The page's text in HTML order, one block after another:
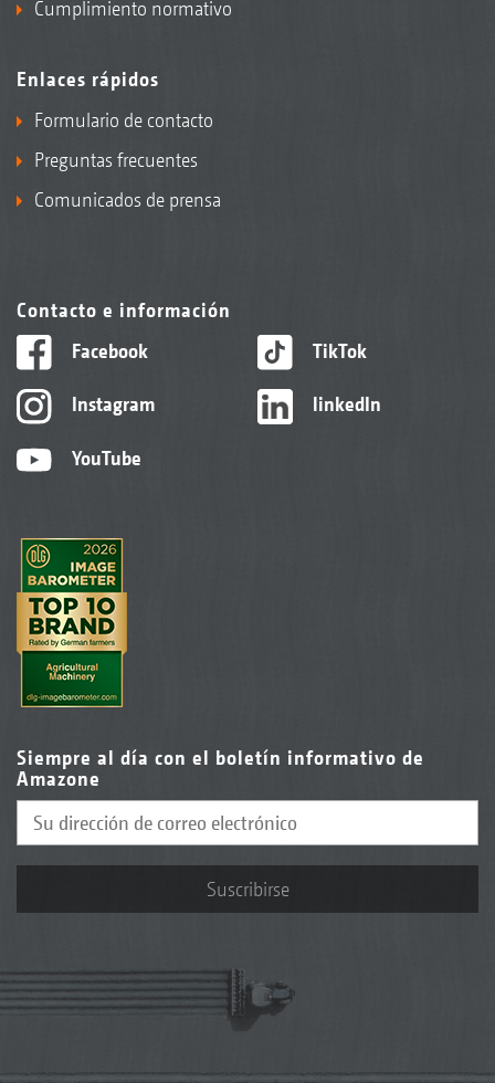
Cumplimiento normativo
Enlaces rápidos
Formulario de contacto
Preguntas frecuentes
Comunicados de prensa
Contacto e información
Facebook
Instagram
YouTube
TikTok
linkedIn
Siempre al día con el boletín informativo de
Amazone
Suscribirse